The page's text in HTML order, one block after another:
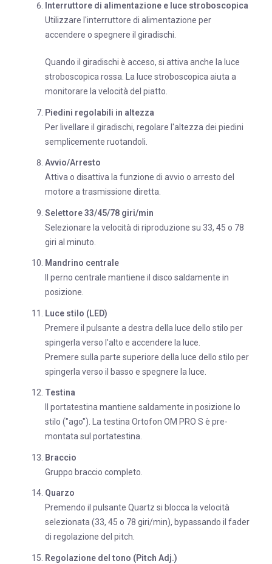
Interruttore di alimentazione e luce stroboscopica
Utilizzare l'interruttore di alimentazione per
accendere o spegnere il giradischi.
Quando il giradischi è acceso, si attiva anche la luce
stroboscopica rossa. La luce stroboscopica aiuta a
monitorare la velocità del piatto.
Piedini regolabili in altezza
Per livellare il giradischi, regolare l'altezza dei piedini
semplicemente ruotandoli.
Avvio/Arresto
Attiva o disattiva la funzione di avvio o arresto del
motore a trasmissione diretta.
Selettore 33/45/78 giri/min
Selezionare la velocità di riproduzione su 33, 45 o 78
giri al minuto.
Mandrino centrale
Il perno centrale mantiene il disco saldamente in
posizione.
Luce stilo (LED)
Premere il pulsante a destra della luce dello stilo per
spingerla verso l'alto e accendere la luce.
Premere sulla parte superiore della luce dello stilo per
spingerla verso il basso e spegnere la luce.
Testina
Il portatestina mantiene saldamente in posizione lo
stilo ("ago"). La testina Ortofon OM PRO S è pre-
montata sul portatestina.
Braccio
Gruppo braccio completo.
Quarzo
Premendo il pulsante Quartz si blocca la velocità
selezionata (33, 45 o 78 giri/min), bypassando il fader
di regolazione del pitch.
Regolazione del tono (Pitch Adj.)